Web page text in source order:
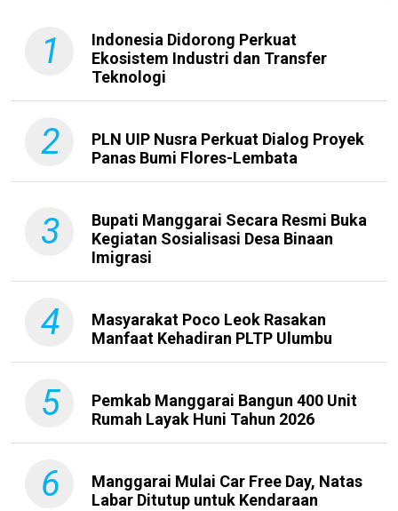
1
Indonesia Didorong Perkuat
Ekosistem Industri dan Transfer
Teknologi
2
PLN UIP Nusra Perkuat Dialog Proyek
Panas Bumi Flores-Lembata
3
Bupati Manggarai Secara Resmi Buka
Kegiatan Sosialisasi Desa Binaan
Imigrasi
4
Masyarakat Poco Leok Rasakan
Manfaat Kehadiran PLTP Ulumbu
5
Pemkab Manggarai Bangun 400 Unit
Rumah Layak Huni Tahun 2026
6
Manggarai Mulai Car Free Day, Natas
Labar Ditutup untuk Kendaraan